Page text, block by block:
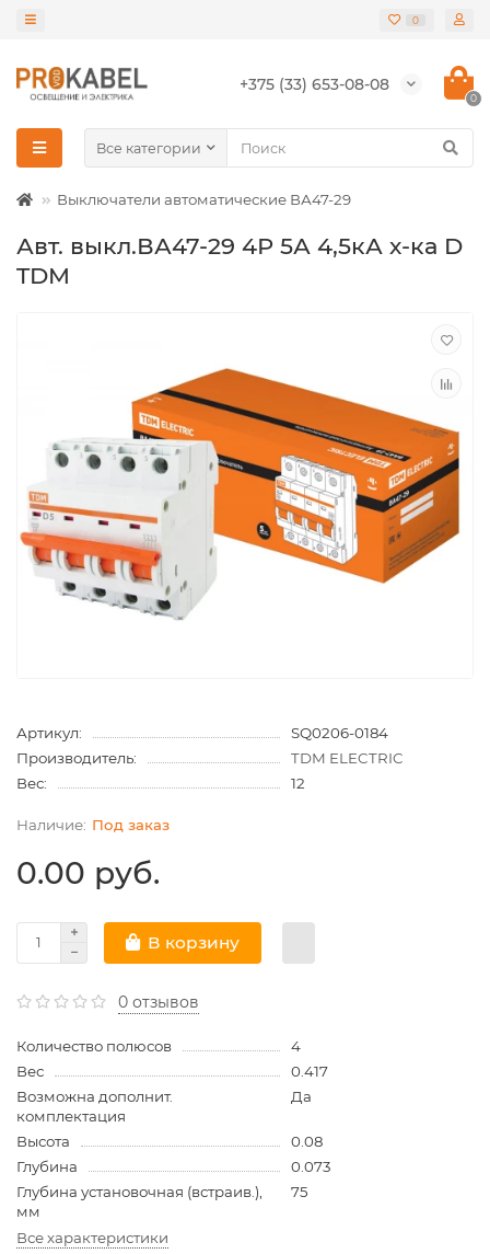
0
+375 (33) 653-08-08
0
Все категории
Выключатели автоматические ВА47-29
Авт. выкл.ВА47-29 4Р 5А 4,5кА х-ка D
TDM
Артикул:
SQ0206-0184
Производитель:
TDM ELECTRIC
Вес:
12
Под заказ
0.00 руб.
В корзину
0 отзывов
Количество полюсов
4
Вес
0.417
Возможна дополнит.
комплектация
Да
Высота
0.08
Глубина
0.073
Глубина установочная (встраив.),
мм
75
Все характеристики